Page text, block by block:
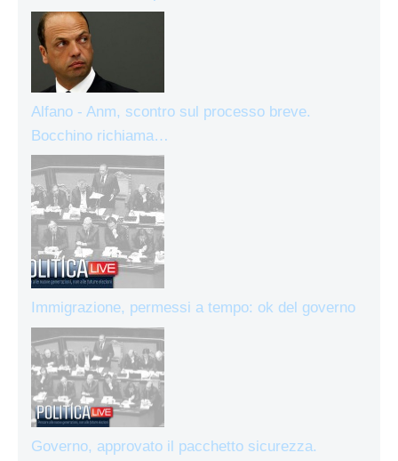
Alfano - Anm, scontro sul processo breve.
Bocchino richiama…
Immigrazione, permessi a tempo: ok del governo
Governo, approvato il pacchetto sicurezza.